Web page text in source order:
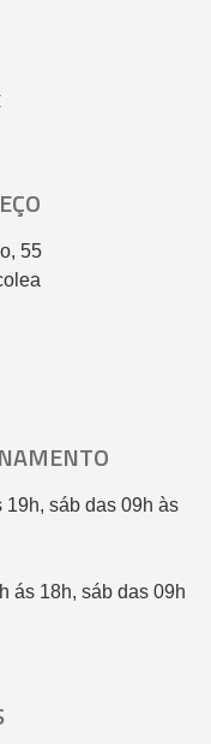
55
sáb das 09h às
ás 18h, sáb das 09h